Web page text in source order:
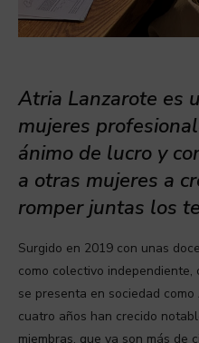
Atria Lanzarote es
mujeres
ánimo de lucro y
a otras mujeres a
romper juntas los
Surgido en 2019 con unas
como colectivo
se presenta en sociedad
cuatro años han crecido
miembras, que ya son más de